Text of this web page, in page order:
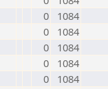
0
1084
0
1084
0
1084
0
1084
0
1084